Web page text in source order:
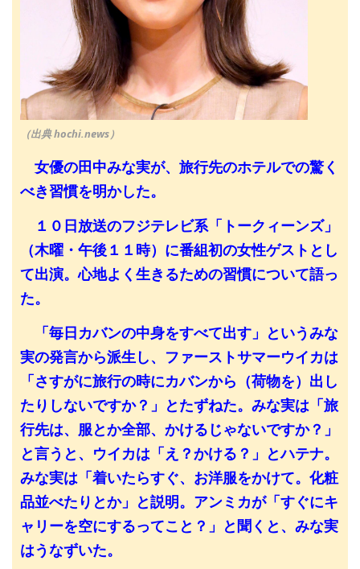
（出典 hochi.news）
女優の田中みな実が、旅行先のホテルでの驚く
べき習慣を明かした。
１０日放送のフジテレビ系「トークィーンズ」
（木曜・午後１１時）に番組初の女性ゲストとし
て出演。心地よく生きるための習慣について語っ
た。
「毎日カバンの中身をすべて出す」というみな
実の発言から派生し、ファーストサマーウイカは
「さすがに旅行の時にカバンから（荷物を）出し
たりしないですか？」とたずねた。みな実は「旅
行先は、服とか全部、かけるじゃないですか？」
と言うと、ウイカは「え？かける？」とハテナ。
みな実は「着いたらすぐ、お洋服をかけて。化粧
品並べたりとか」と説明。アンミカが「すぐにキ
ャリーを空にするってこと？」と聞くと、みな実
はうなずいた。